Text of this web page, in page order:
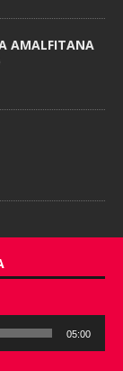
AMALFITANA
05:00